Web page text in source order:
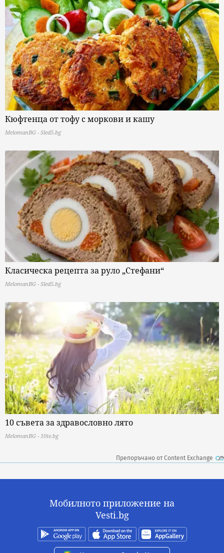
Кюфтенца от тофу с моркови и кашу
MelomanBG - Sled5.bg
Класическа рецепта за руло „Стефани“
MelomanBG - Sled5.bg
10 съвета за здравословно лято
MelomanBG - 10te.bg
Препоръчано от Content Exchange
Мобилното приложение на
Vesti.bg